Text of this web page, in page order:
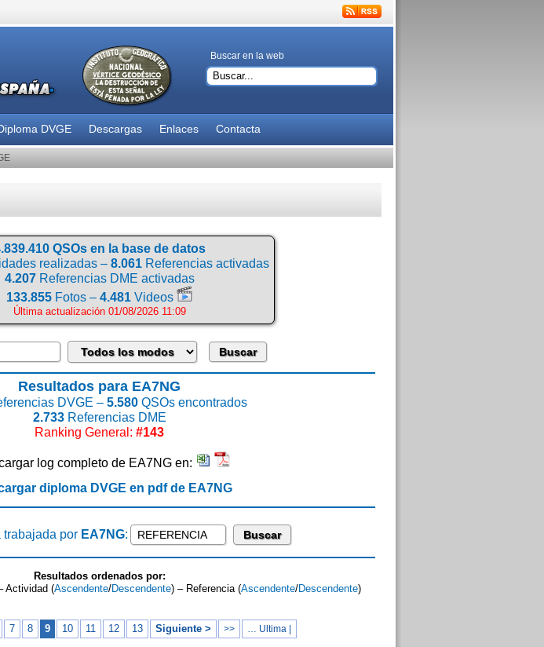
Buscar en la web
DVGE Descargas Enlaces Contacta
QSOs en la base de datos
realizadas – 8.061Referencias activadas
4.207Referencias DME activadas
133.855 Fotos – 4.481 Videos
Última actualización 01/08/2026 11:09
Resultados para EA7NG
DVGE – 5.580QSOs encontrados
2.733Referencias DME
Ranking General: #143
log completo de EA7NG en:
diploma DVGE en pdf de EA7NG
trabajada por EA7NG:
Resultados ordenados por:
Actividad (Ascendente/Descendente) – Referencia (Ascendente/Descendente)
7 8 9 10 11 12 13 Siguiente > >> … Ultima |